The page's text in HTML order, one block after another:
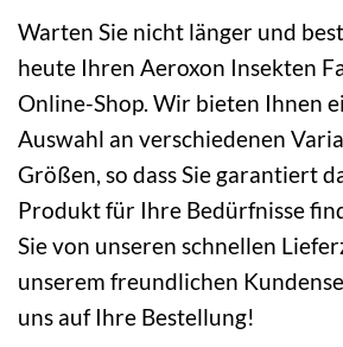
Warten Sie nicht länger und
heute Ihren Aeroxon Insekten
Online-Shop. Wir bieten Ihnen
Auswahl an verschiedenen
Größen, so dass Sie garantiert
Produkt für Ihre Bedürfnisse
Sie von unseren schnellen
unserem freundlichen
uns auf Ihre Bestellung!